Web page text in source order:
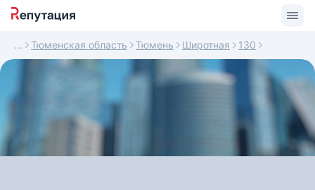
Тюменская область Тюмень Широтная 130